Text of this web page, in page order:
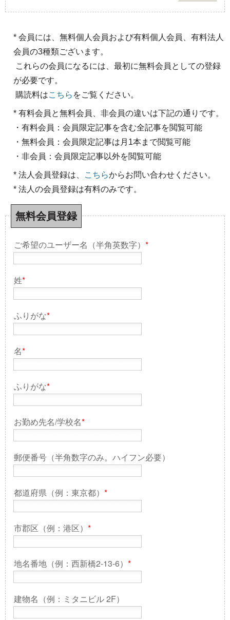
* 会員には、無料個人会員および有料個人会員、有料法人
会員の3種類ございます。
これらの会員になるには、最初に無料会員としての登録
が必要です。
購読料はこちら をご覧ください。
* 有料会員と無料会員、非会員の違いは下記の通りです。
・有料会員：会員限定記事を含む全記事を閲覧可能
・無料会員：会員限定記事は月1本まで閲覧可能
・非会員：会員限定記事以外を閲覧可能
* 法人会員登録は、 こちらからお問い合わせください。
* 法人の会員登録は有料のみです。
無料会員登録
ご希望のユーザー名（半角英数字） *
姓*
ふりがな*
名*
ふりがな*
お勤め先名/学校名*
郵便番号（半角数字のみ。ハイフン必要）
都道府県（例：東京都） *
市郡区（例：港区） *
地名番地（例：西新橋2-13-6） *
建物名（例：ミタニビル 2F）